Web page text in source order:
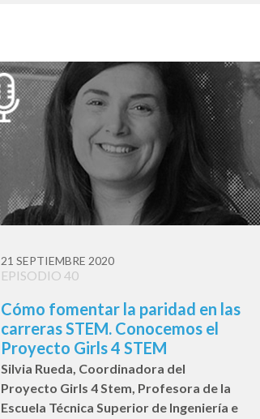
21 SEPTIEMBRE 2020
EPISODIO 40
Cómo fomentar la paridad en las
carreras STEM. Conocemos el
Proyecto Girls 4 STEM
Silvia Rueda, Coordinadora del
Proyecto Girls 4 Stem, Profesora de la
Escuela Técnica Superior de Ingeniería e